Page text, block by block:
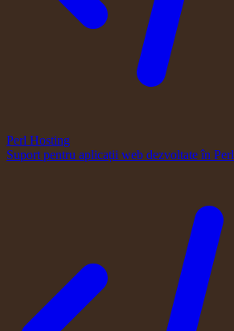
Perl Hosting
Suport pentru aplicații web dezvoltate în Perl